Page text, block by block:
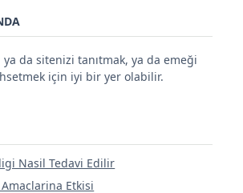
ya da sitenizi tanıtmak, ya da emeği
için iyi bir yer olabilir.
Nasil Tedavi Edilir
Etkisi